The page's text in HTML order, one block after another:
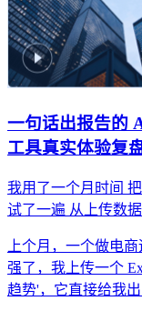
一句话出报告的
工具真实体验复
我用了一个月时间
试了一遍 从上传数
上个月，一个做电
强了，我上传一个
趋势'，它直接给我